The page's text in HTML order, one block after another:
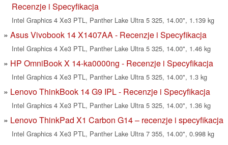
Recenzje i Specyfikacja
Intel Graphics 4 Xe3 PTL, Panther Lake Ultra 5 325, 14.00", 1.139 kg
Asus Vivobook 14 X1407AA - Recenzje i Specyfikacja
Intel Graphics 4 Xe3 PTL, Panther Lake Ultra 5 325, 14.00", 1.46 kg
HP OmniBook X 14-ka0000ng - Recenzje i Specyfikacja
Intel Graphics 4 Xe3 PTL, Panther Lake Ultra 5 325, 14.00", 1.3 kg
Lenovo ThinkBook 14 G9 IPL - Recenzje i Specyfikacja
Intel Graphics 4 Xe3 PTL, Panther Lake Ultra 5 325, 14.00", 1.36 kg
Lenovo ThinkPad X1 Carbon G14 – recenzje i specyfikacja
Intel Graphics 4 Xe3 PTL, Panther Lake Ultra 7 355, 14.00", 0.998 kg